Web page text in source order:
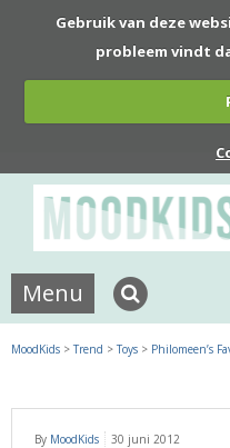
Gebruik van deze
probleem vindt
Menu
MoodKids >Trend >Toys > Philomeen’s
By MoodKids 30 juni 2012